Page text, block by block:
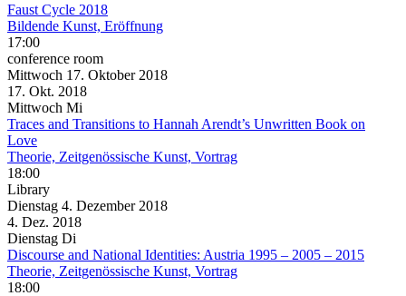
Faust Cycle 2018
Bildende Kunst, Eröffnung
17:00
conference room
Mittwoch 17. Oktober 2018
17. Okt. 2018
Mittwoch Mi
Traces and Transitions to Hannah Arendt’s Unwritten Book on
Love
Theorie, Zeitgenössische Kunst, Vortrag
18:00
Library
Dienstag 4. Dezember 2018
4. Dez. 2018
Dienstag Di
Discourse and National Identities: Austria 1995 – 2005 – 2015
Theorie, Zeitgenössische Kunst, Vortrag
18:00